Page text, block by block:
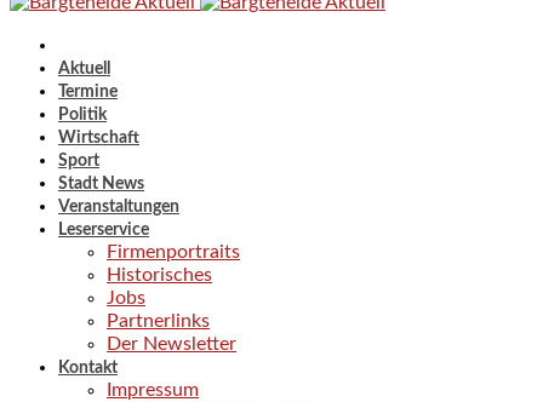
Aktuell
Termine
Politik
Wirtschaft
Sport
Stadt News
Veranstaltungen
Leserservice
Firmenportraits
Historisches
Jobs
Partnerlinks
Der Newsletter
Kontakt
Impressum